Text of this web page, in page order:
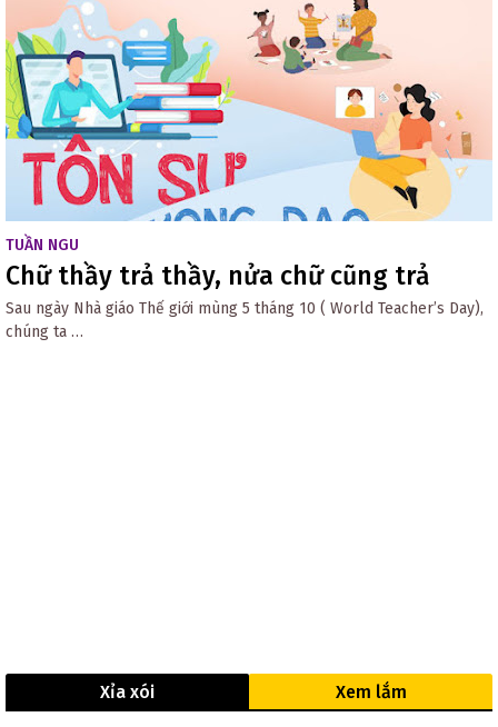
TUẦN NGU
Chữ thầy trả thầy, nửa chữ cũng trả
Sau ngày Nhà giáo Thế giới mùng 5 tháng 10 ( World Teacher’s Day),
chúng ta …
Xỉa xói Xem lắm